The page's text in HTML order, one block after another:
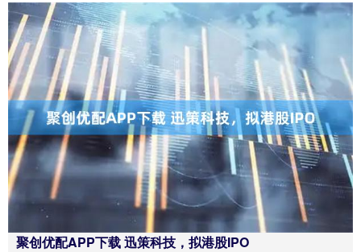
聚创优配APP下载 迅策科技，拟港股IPO